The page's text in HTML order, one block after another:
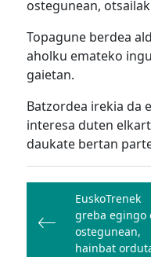
ostegunean,
Topagune berdea
aholku emateko
gaietan.
Batzordea irekia da
interesa duten
daukate bertan
Bidalketetan
zehar
nabigatu
EuskoTrenek
greba egingo
ostegunean,
hainbat